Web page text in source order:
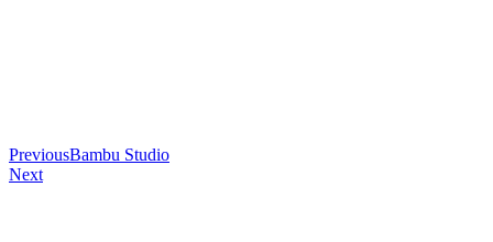
PreviousBambu Studio
Next